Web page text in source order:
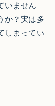
いません
か？実は多
しまってい